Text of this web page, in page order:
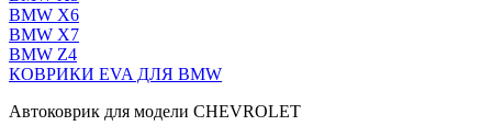
BMW X6
BMW X7
BMW Z4
КОВРИКИ EVA ДЛЯ BMW
Автоковрик для модели CHEVROLET